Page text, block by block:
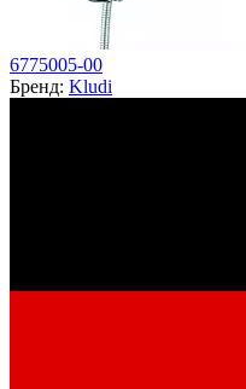
6775005-00
Бренд: Kludi